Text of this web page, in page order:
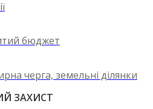
бюджет
черга, земельні ділянки
ЗАХИСТ